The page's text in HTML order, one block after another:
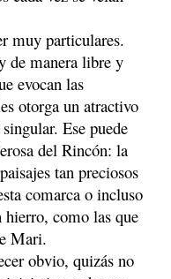
muy particulares.
de manera libre y
evocan las
otorga un atractivo
Ese puede
del Rincón: la
tan preciosos
comarca o incluso
hierro, como las que
Mari.
obvio, quizás no